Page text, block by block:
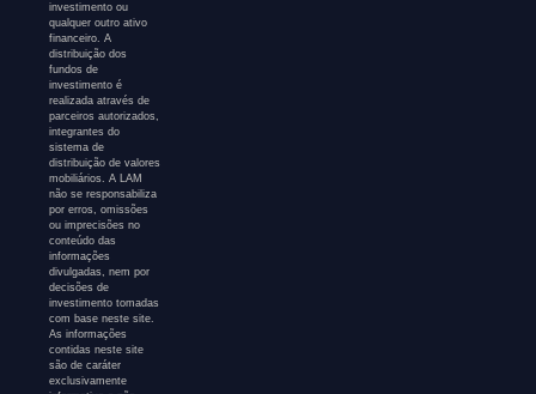
investimento ou
qualquer outro ativo
financeiro. A
distribuição dos
fundos de
investimento é
realizada através de
parceiros autorizados,
integrantes do
sistema de
distribuição de valores
mobiliários. A LAM
não se responsabiliza
por erros, omissões
ou imprecisões no
conteúdo das
informações
divulgadas, nem por
decisões de
investimento tomadas
com base neste site.
As informações
contidas neste site
são de caráter
exclusivamente